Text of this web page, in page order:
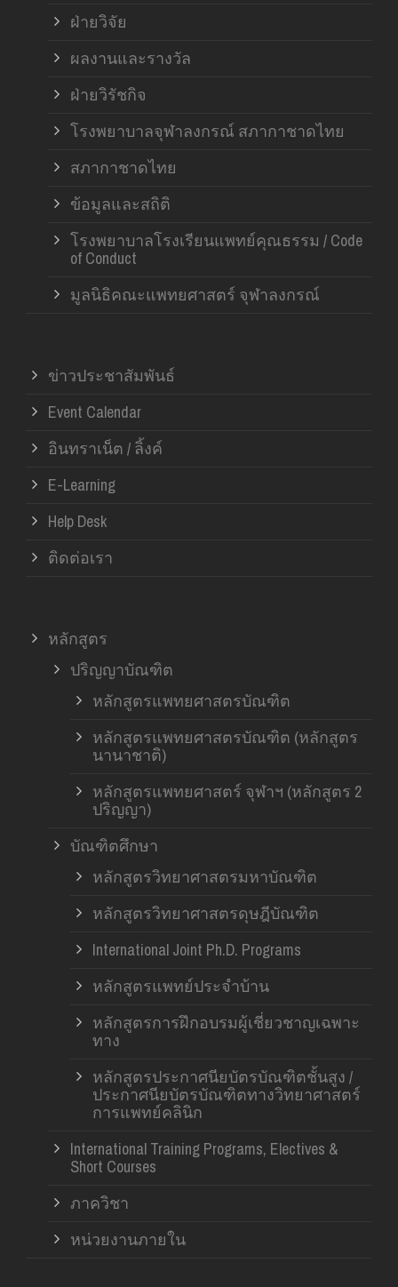
ฝ่ายวิจัย
ผลงานและรางวัล
ฝ่ายวิรัชกิจ
โรงพยาบาลจุฬาลงกรณ์ สภากาชาดไทย
สภากาชาดไทย
ข้อมูลและสถิติ
โรงพยาบาลโรงเรียนแพทย์คุณธรรม / Code
of Conduct
มูลนิธิคณะแพทยศาสตร์ จุฬาลงกรณ์
ข่าวประชาสัมพันธ์
Event Calendar
อินทราเน็ต / ลิ้งค์
E-Learning
Help Desk
ติดต่อเรา
หลักสูตร
ปริญญาบัณฑิต
หลักสูตรแพทยศาสตรบัณฑิต
หลักสูตรแพทยศาสตรบัณฑิต (หลักสูตร
นานาชาติ)
หลักสูตรแพทยศาสตร์ จุฬาฯ (หลักสูตร 2
ปริญญา)
บัณฑิตศึกษา
หลักสูตรวิทยาศาสตรมหาบัณฑิต
หลักสูตรวิทยาศาสตรดุษฎีบัณฑิต
International Joint Ph.D. Programs
หลักสูตรแพทย์ประจำบ้าน
หลักสูตรการฝึกอบรมผู้เชี่ยวชาญเฉพาะ
ทาง
หลักสูตรประกาศนียบัตรบัณฑิตชั้นสูง /
ประกาศนียบัตรบัณฑิตทางวิทยาศาสตร์
การแพทย์คลินิก
International Training Programs, Electives &
Short Courses
ภาควิชา
หน่วยงานภายใน